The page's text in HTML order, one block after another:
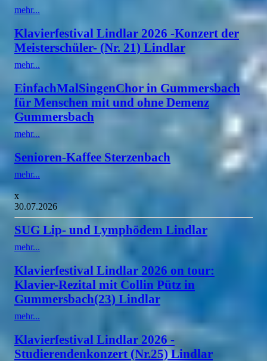
mehr...
Klavierfestival Lindlar 2026 -Konzert der
Meisterschüler- (Nr. 21) Lindlar
mehr...
EinfachMalSingenChor in Gummersbach
für Menschen mit und ohne Demenz
Gummersbach
mehr...
Senioren-Kaffee Sterzenbach
mehr...
x
30.07.2026
SUG Lip- und Lymphödem Lindlar
mehr...
Klavierfestival Lindlar 2026 on tour:
Klavier-Rezital mit Collin Pütz in
Gummersbach(23) Lindlar
mehr...
Klavierfestival Lindlar 2026 -
Studierendenkonzert (Nr.25) Lindlar